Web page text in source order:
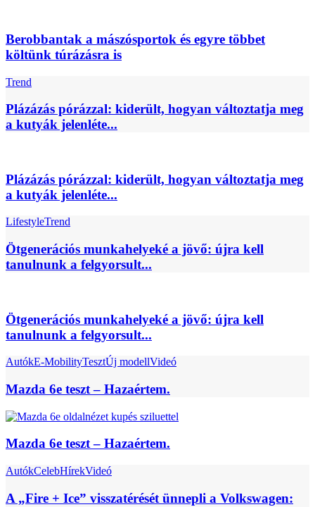
Berobbantak a mászósportok és egyre többet
költünk túrázásra is
Trend
Plázázás pórázzal: kiderült, hogyan változtatja meg
a kutyák jelenléte...
Plázázás pórázzal: kiderült, hogyan változtatja meg
a kutyák jelenléte...
LifestyleTrend
Ötgenerációs munkahelyeké a jövő: újra kell
tanulnunk a felgyorsult...
Ötgenerációs munkahelyeké a jövő: újra kell
tanulnunk a felgyorsult...
AutókE-MobilityTesztÚj modellVideó
Mazda 6e teszt – Hazaértem.
Mazda 6e teszt – Hazaértem.
AutókCelebHírekVideó
A „Fire + Ice” visszatérését ünnepli a Volkswagen: